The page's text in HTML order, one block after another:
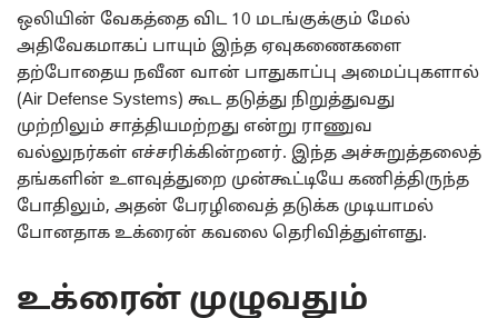
ஒலியின் வேகத்தை விட 10 மடங்குக்கும் மேல்
அதிவேகமாகப் பாயும் இந்த ஏவுகணைகளை
தற்போதைய நவீன வான் பாதுகாப்பு அமைப்புகளால்
(Air Defense Systems) கூட தடுத்து நிறுத்துவது
முற்றிலும் சாத்தியமற்றது என்று ராணுவ
வல்லுநர்கள் எச்சரிக்கின்றனர். இந்த அச்சுறுத்தலைத்
தங்களின் உளவுத்துறை முன்கூட்டியே கணித்திருந்த
போதிலும், அதன் பேரழிவைத் தடுக்க முடியாமல்
போனதாக உக்ரைன் கவலை தெரிவித்துள்ளது.
உக்ரைன் முழுவதும்